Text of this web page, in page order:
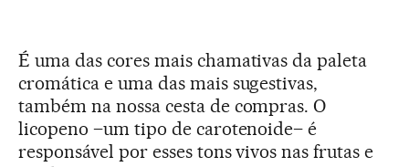
É uma das cores mais chamativas da paleta
cromática e uma das mais sugestivas,
também na nossa cesta de compras. O
licopeno –um tipo de carotenoide– é
responsável por esses tons vivos nas frutas e